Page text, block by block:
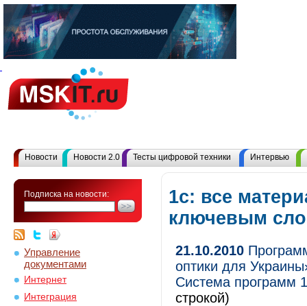
Новости Новости 2.0 Тесты цифровой техники Интервью
Подписка на новости:
Управление
документами
Интернет
Интеграция
1с: все
ключевым
21.10.2010
оптики для
Система программ
строкой)